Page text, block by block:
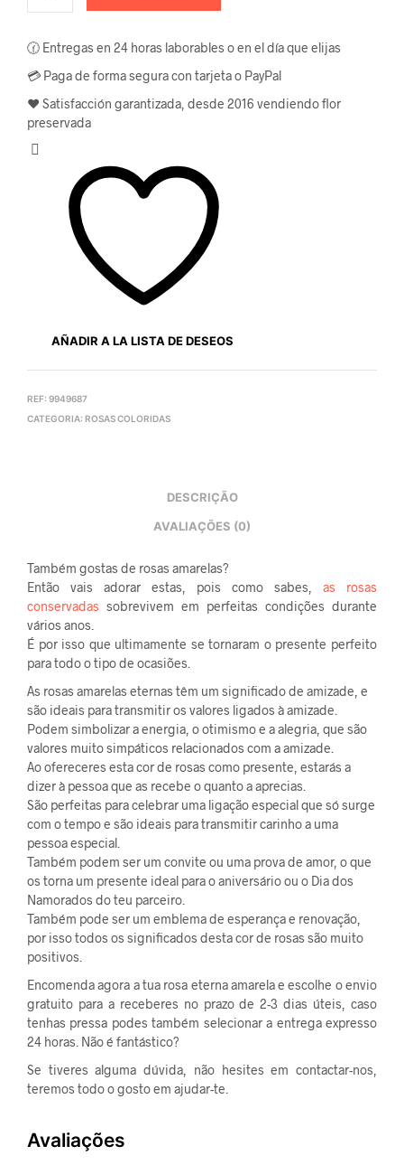
🕜 Entregas en 24 horas laborables o en el día que elijas
💳 Paga de forma segura con tarjeta o PayPal
❤️ Satisfacción garantizada, desde 2016 vendiendo flor
preservada
AÑADIR A LA LISTA DE DESEOS
REF: 9949687
CATEGORIA: ROSAS COLORIDAS
DESCRIÇÃO
AVALIAÇÕES (0)
Também gostas de rosas amarelas?
Então vais adorar estas, pois como sabes, as rosas
conservadas sobrevivem em perfeitas condições durante
vários anos.
É por isso que ultimamente se tornaram o presente perfeito
para todo o tipo de ocasiões.
As rosas amarelas eternas têm um significado de amizade, e
são ideais para transmitir os valores ligados à amizade.
Podem simbolizar a energia, o otimismo e a alegria, que são
valores muito simpáticos relacionados com a amizade.
Ao ofereceres esta cor de rosas como presente, estarás a
dizer à pessoa que as recebe o quanto a aprecias.
São perfeitas para celebrar uma ligação especial que só surge
com o tempo e são ideais para transmitir carinho a uma
pessoa especial.
Também podem ser um convite ou uma prova de amor, o que
os torna um presente ideal para o aniversário ou o Dia dos
Namorados do teu parceiro.
Também pode ser um emblema de esperança e renovação,
por isso todos os significados desta cor de rosas são muito
positivos.
Encomenda agora a tua rosa eterna amarela e escolhe o envio
gratuito para a receberes no prazo de 2-3 dias úteis, caso
tenhas pressa podes também selecionar a entrega expresso
24 horas. Não é fantástico?
Se tiveres alguma dúvida, não hesites em contactar-nos,
teremos todo o gosto em ajudar-te.
Avaliações